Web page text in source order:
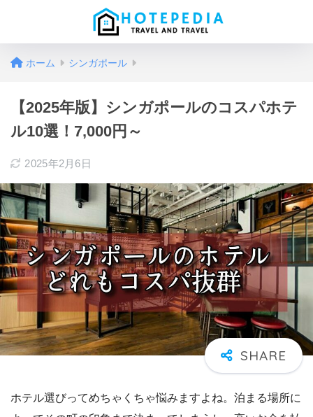
ホーム シンガポール
【2025年版】シンガポールのコスパホテ
ル10選！7,000円～
2025年2月6日
ホテル選びってめちゃくちゃ悩みますよね。泊まる場所に